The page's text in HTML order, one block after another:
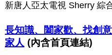
新唐人亞太電視 Sherry 綜
長知識、闔家歡、找創
家人 (內含首頁連結)